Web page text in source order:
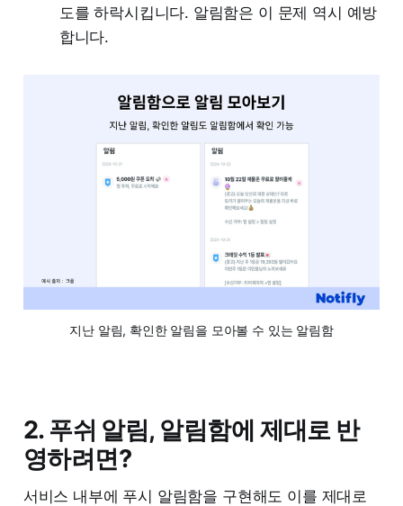
도를 하락시킵니다. 알림함은 이 문제 역시 예방
합니다.
지난 알림, 확인한 알림을 모아볼 수 있는 알림함
2. 푸쉬 알림, 알림함에 제대로 반
영하려면?
서비스 내부에 푸시 알림함을 구현해도 이를 제대로